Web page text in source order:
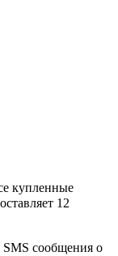
купленные
12
сообщения о